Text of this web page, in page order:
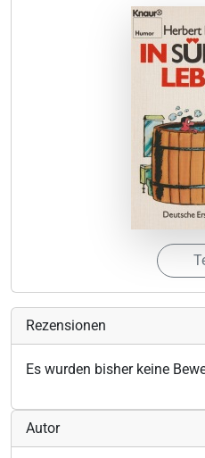
Rezensionen
Es wurden bisher keine
Autor